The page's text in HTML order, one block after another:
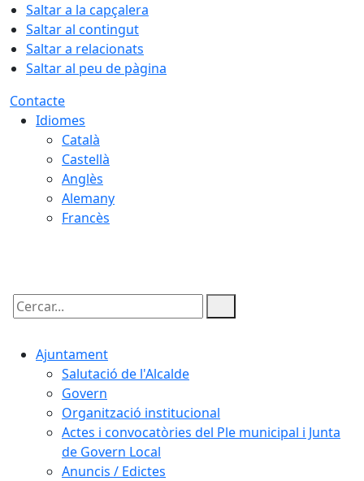
Saltar a la capçalera
Saltar al contingut
Saltar a relacionats
Saltar al peu de pàgina
Contacte
Idiomes
Català
Castellà
Anglès
Alemany
Francès
Cercar:
Ajuntament
Salutació de l'Alcalde
Govern
Organització institucional
Actes i convocatòries del Ple municipal i Junta
de Govern Local
Anuncis / Edictes